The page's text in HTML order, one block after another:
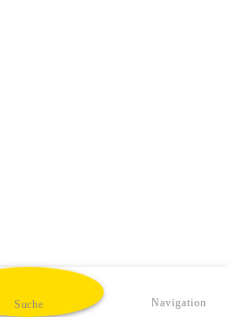
Suche Navigation